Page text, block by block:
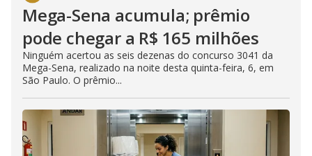
Mega-Sena acumula; prêmio
pode chegar a R$ 165 milhões
Ninguém acertou as seis dezenas do concurso 3041 da
Mega-Sena, realizado na noite desta quinta-feira, 6, em
São Paulo. O prêmio...